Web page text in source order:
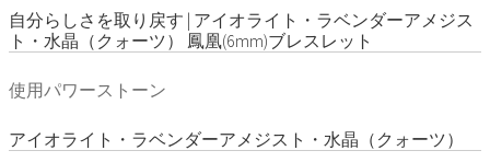
自分らしさを取り戻す | アイオライト・ラベンダーアメジス
ト・水晶（クォーツ） 鳳凰(6mm)ブレスレット
使用パワーストーン
アイオライト・ラベンダーアメジスト・水晶（クォーツ）